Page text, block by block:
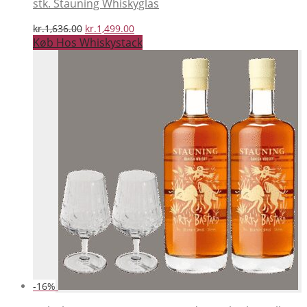
stk. Stauning Whiskyglas
kr.1,636.00 Den
oprindelige
pris
kr.1,499.00Den
aktuelle
pris
kr.1,499.00.
Køb Hos Whiskystack
-16%